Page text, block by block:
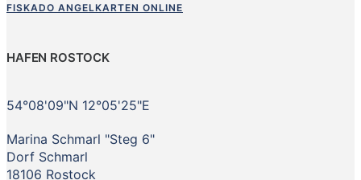
FISKADO ANGELKARTEN ONLINE
HAFEN ROSTOCK
54°08'09"N 12°05'25"E
Marina Schmarl "Steg 6"
Dorf Schmarl
18106 Rostock